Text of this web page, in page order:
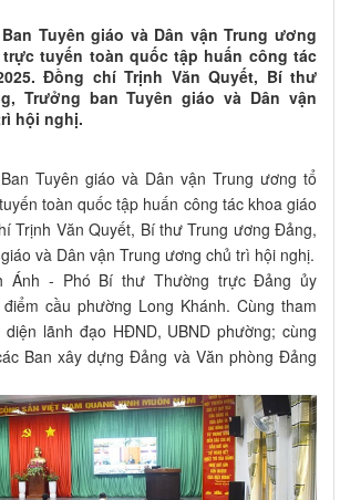
Ban Tuyên giáo và Dân vận Trung ương
tuyến toàn quốc tập huấn công tác
Đồng chí Trịnh Văn Quyết, Bí thư
Trưởng ban Tuyên giáo và Dân vận
hội nghị.
Tuyên giáo và Dân vận Trung ương tổ
toàn quốc tập huấn công tác khoa giáo
Trịnh Văn Quyết, Bí thư Trung ương Đảng,
và Dân vận Trung ương chủ trì hội nghị.
Ánh - Phó Bí thư Thường trực Đảng ủy
cầu phường Long Khánh. Cùng tham
lãnh đạo HĐND, UBND phường; cùng
Ban xây dựng Đảng và Văn phòng Đảng